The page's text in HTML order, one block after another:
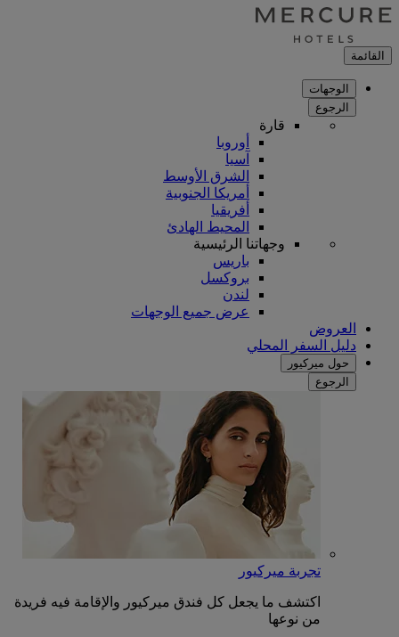
القائمة
الوجهات
الرجوع
قارة
أوروبا
آسيا
الشرق الأوسط
أمريكا الجنوبية
أفريقيا
المحيط الهادئ
وجهاتنا الرئيسية
باريس
بروكسل
لندن
عرض جميع الوجهات
العروض
دليل السفر المحلي
حول ميركيور
الرجوع
تجربة ميركيور
اكتشف ما يجعل كل فندق ميركيور والإقامة فيه فريدة
من نوعها